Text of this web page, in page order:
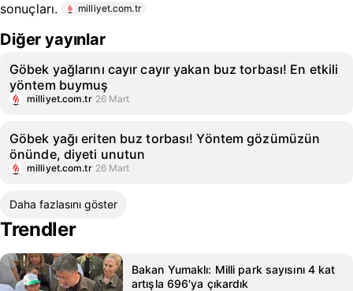
sonuçları.
milliyet.com.tr
Diğer yayınlar
Göbek yağlarını cayır cayır yakan buz torbası! En etkili
yöntem buymuş
milliyet.com.tr 26 Mart
Göbek yağı eriten buz torbası! Yöntem gözümüzün
önünde, diyeti unutun
milliyet.com.tr 26 Mart
Daha fazlasını göster
Trendler
Bakan Yumaklı: Milli park sayısını 4 kat
artışla 696'ya çıkardık